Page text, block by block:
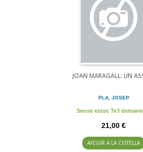
JOAN MARAGALL: UN
PLA, JOSEP
Sense estoc Te'l
21,00 €
AFEGIR A LA CISTELLA